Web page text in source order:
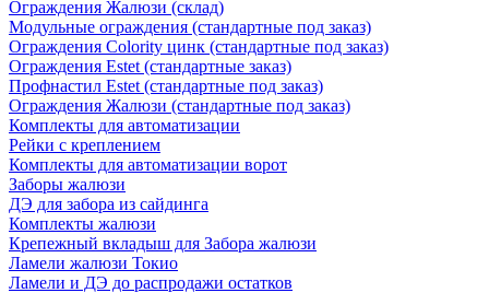
Ограждения Жалюзи (склад)
Модульные ограждения (стандартные под заказ)
Ограждения Colority цинк (стандартные под заказ)
Ограждения Estet (стандартные заказ)
Профнастил Estet (стандартные под заказ)
Ограждения Жалюзи (стандартные под заказ)
Комплекты для автоматизации
Рейки с креплением
Комплекты для автоматизации ворот
Заборы жалюзи
ДЭ для забора из сайдинга
Комплекты жалюзи
Крепежный вкладыш для Забора жалюзи
Ламели жалюзи Токио
Ламели и ДЭ до распродажи остатков